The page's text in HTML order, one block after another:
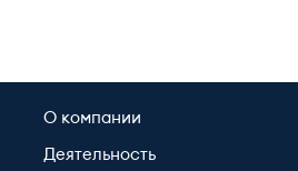
О компании
Деятельность